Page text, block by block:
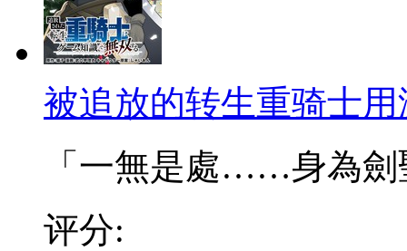
被追放的转生重骑士
「一無是處……身為劍
评分: